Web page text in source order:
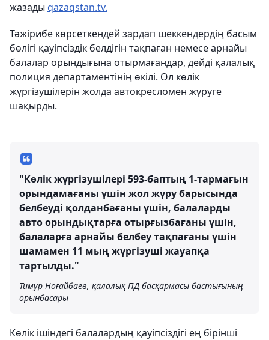
жазады qazaqstan.tv.
Тәжірибе көрсеткендей зардап шеккендердің басым
бөлігі қауіпсіздік белдігін тақпаған немесе арнайы
балалар орындығына отырмағандар, дейді қалалық
полиция департаментінің өкілі. Ол көлік
жүргізушілерін жолда автокресломен жүруге
шақырды.
"Көлік жүргізушілері 593-баптың 1-тармағын
орындамағаны үшін жол жүру барысында
белбеуді қолданбағаны үшін, балаларды
авто орындықтарға отырғызбағаны үшін,
балаларға арнайы белбеу тақпағаны үшін
шамамен 11 мың жүргізуші жауапқа
тартылды."
Тимур Ноғайбаев, қалалық ПД басқармасы бастығының
орынбасары
Көлік ішіндегі балалардың қауіпсіздігі ең бірінші